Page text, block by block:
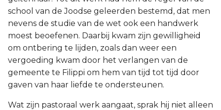
school van de Joodse geleerden bestemd, dat men
nevens de studie van de wet ook een handwerk
moest beoefenen. Daarbij kwam zijn gewilligheid
om ontbering te lijden, zoals dan weer een
vergoeding kwam door het verlangen van de
gemeente te Filippi om hem van tijd tot tijd door
gaven van haar liefde te ondersteunen.
Wat zijn pastoraal werk aangaat, sprak hij niet alleen